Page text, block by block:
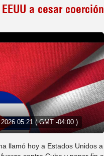
a cesar coerción
05:21 ( GMT -04:00 )
llamó hoy a Estados Unidos a